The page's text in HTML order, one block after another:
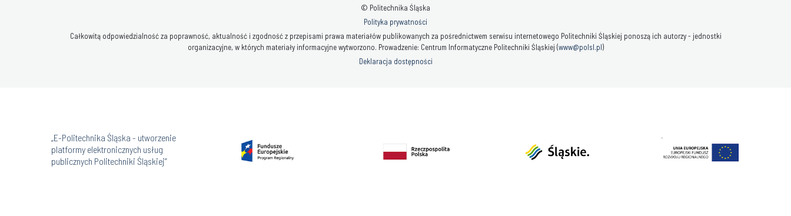
© Politechnika Śląska
Polityka prywatności
Całkowitą odpowiedzialność za poprawność, aktualność i zgodność z przepisami prawa materiałów publikowanych za pośrednictwem serwisu internetowego Politechniki Śląskiej ponoszą ich autorzy - jednostki
organizacyjne, w których materiały informacyjne wytworzono. Prowadzenie: Centrum Informatyczne Politechniki Śląskiej (www@polsl.pl)
Deklaracja dostępności
„E-Politechnika Śląska - utworzenie
platformy elektronicznych usług
publicznych Politechniki Śląskiej”